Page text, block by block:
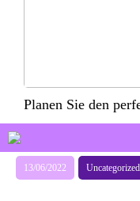
Planen Sie den
13/06/2022 Uncategorized